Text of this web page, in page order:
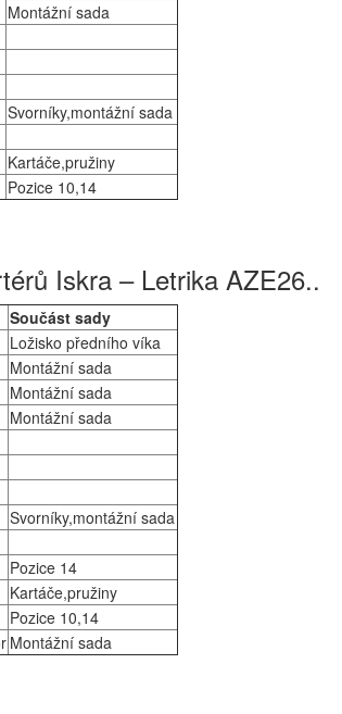
Montážní sada
Svorníky,montážní sada
Kartáče,pružiny
Pozice 10,14
Iskra – Letrika AZE26..
Součást sady
Ložisko předního víka
Montážní sada
Montážní sada
Montážní sada
Svorníky,montážní sada
Pozice 14
Kartáče,pružiny
Pozice 10,14
Montážní sada